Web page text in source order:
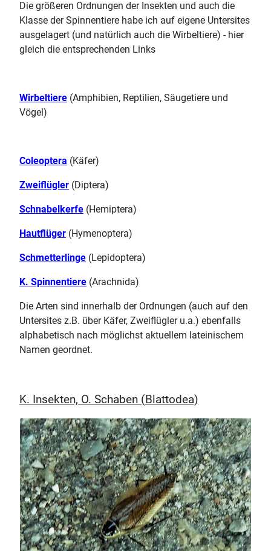
Die größeren Ordnungen der Insekten und auch die
Klasse der Spinnentiere habe ich auf eigene Untersites
ausgelagert (und natürlich auch die Wirbeltiere) - hier
gleich die entsprechenden Links
Wirbeltiere (Amphibien, Reptilien, Säugetiere und
Vögel)
Coleoptera (Käfer)
Zweiflügler (Diptera)
Schnabelkerfe (Hemiptera)
Hautflüger (Hymenoptera)
Schmetterlinge (Lepidoptera)
K. Spinnentiere (Arachnida)
Die Arten sind innerhalb der Ordnungen (auch auf den
Untersites z.B. über Käfer, Zweiflügler u.a.) ebenfalls
alphabetisch nach möglichst aktuellem lateinischem
Namen geordnet.
K. Insekten, O. Schaben (Blattodea)